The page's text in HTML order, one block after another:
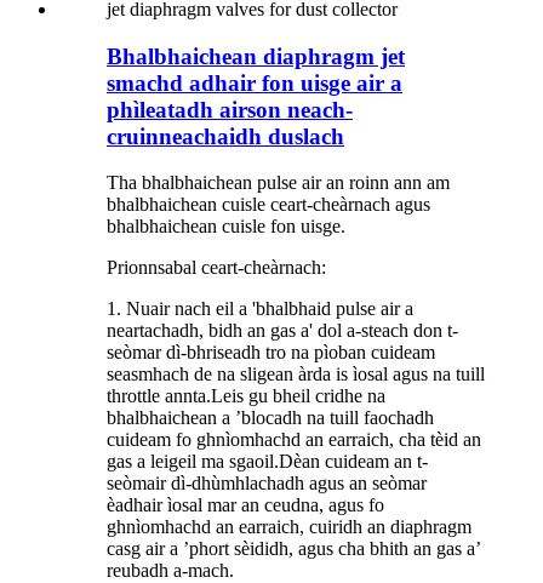
Bhalbhaichean diaphragm jet
smachd adhair fon uisge air a
phìleatadh airson neach-
cruinneachaidh duslach
Tha bhalbhaichean pulse air an roinn ann am
bhalbhaichean cuisle ceart-cheàrnach agus
bhalbhaichean cuisle fon uisge.
Prionnsabal ceart-cheàrnach:
1. Nuair nach eil a 'bhalbhaid pulse air a
neartachadh, bidh an gas a' dol a-steach don t-
seòmar dì-bhriseadh tro na pìoban cuideam
seasmhach de na sligean àrda is ìosal agus na tuill
throttle annta.Leis gu bheil cridhe na
bhalbhaichean a ’blocadh na tuill faochadh
cuideam fo ghnìomhachd an earraich, cha tèid an
gas a leigeil ma sgaoil.Dèan cuideam an t-
seòmair dì-dhùmhlachadh agus an seòmar
èadhair ìosal mar an ceudna, agus fo
ghnìomhachd an earraich, cuiridh an diaphragm
casg air a ’phort sèididh, agus cha bhith an gas a’
reubadh a-mach.